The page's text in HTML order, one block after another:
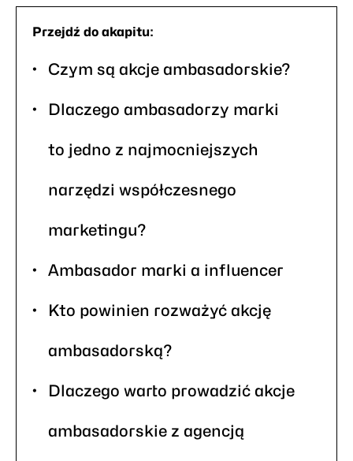
Przejdź do akapitu:
Czym są akcje ambasadorskie?
Dlaczego ambasadorzy marki
to jedno z najmocniejszych
narzędzi współczesnego
marketingu?
Ambasador marki a influencer
Kto powinien rozważyć akcję
ambasadorską?
Dlaczego warto prowadzić akcje
ambasadorskie z agencją